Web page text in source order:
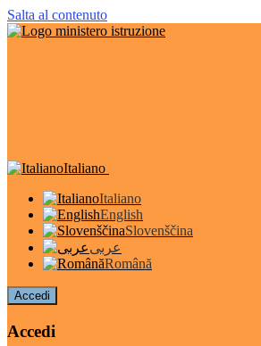
Salta al contenuto
Italiano
Italiano
English
Slovenščina
عربى
Română
Accedi
Accedi